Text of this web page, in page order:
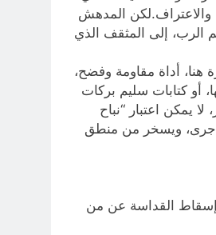
المدهش
الرب، إلى المثقف الذي
هنا، أداة مقاومة وفضح،
أو كتابات سليم بركات
يمكن اعتبار “نباح
ما جرى، ويسخر من منطق
إسقاط القداسة عن من